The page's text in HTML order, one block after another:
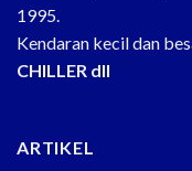
1995.
Kendaran kecil dan
CHILLER dll
ARTIKEL